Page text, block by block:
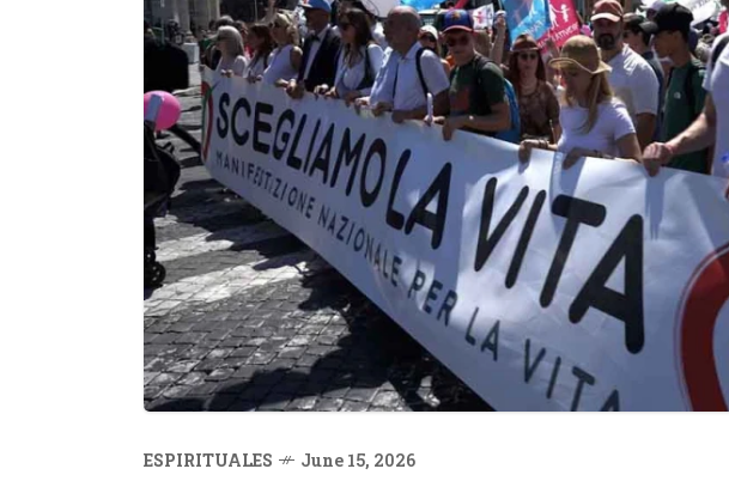
ESPIRITUALES June 15, 2026